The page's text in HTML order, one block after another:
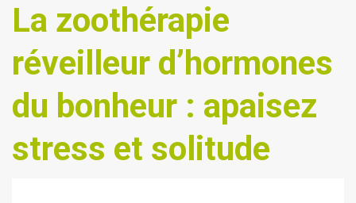
La zoothérapie
réveilleur d’hormones
du bonheur : apaisez
stress et solitude